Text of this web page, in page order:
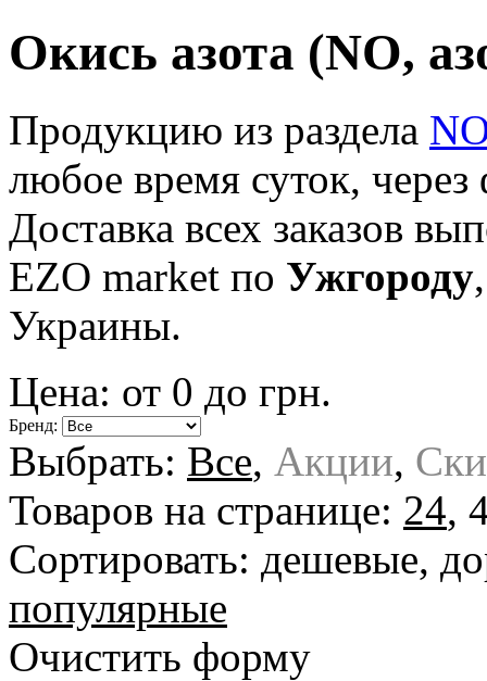
Окись азота (NO,
Продукцию из раздела
любое время суток, через
Доставка всех заказов
EZO market по Ужгороду
Украины.
Цена: от 0 до грн.
Бренд:
Выбрать: Все, Акции,
Товаров на странице: 24,
Сортировать: дешевые,
популярные
Очистить форму